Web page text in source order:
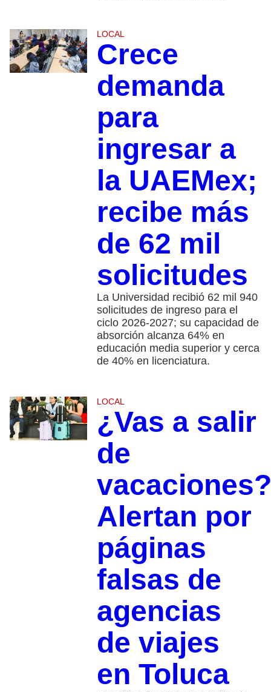
LOCAL
Crece
demanda
para
ingresar a
la UAEMex;
recibe más
de 62 mil
solicitudes
La Universidad recibió 62 mil 940
solicitudes de ingreso para el
ciclo 2026-2027; su capacidad de
absorción alcanza 64% en
educación media superior y cerca
de 40% en licenciatura.
LOCAL
¿Vas a salir
de
vacaciones?
Alertan por
páginas
falsas de
agencias
de viajes
en Toluca